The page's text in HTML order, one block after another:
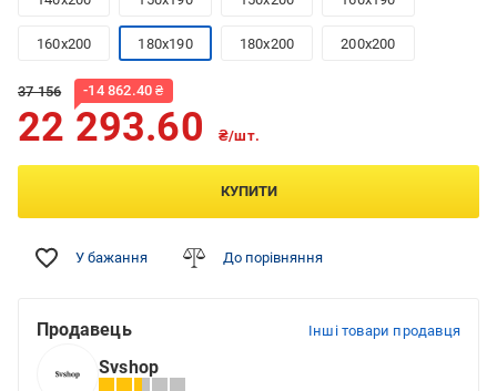
160x200 180x190 180x200 200x200
37 156 -14 862.40 ₴
22 293.60 ₴/шт.
КУПИТИ
У бажання До порівняння
Продавець Інші товари продавця
Svshop